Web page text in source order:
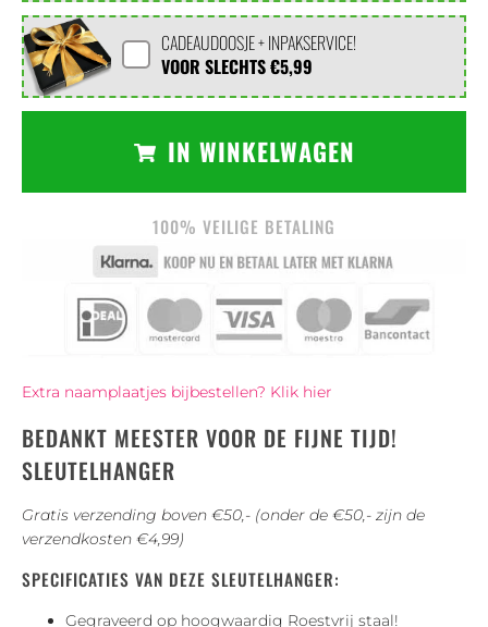
CADEAUDOOSJE + INPAKSERVICE!
VOOR SLECHTS€5,99
IN WINKELWAGEN
100% VEILIGE BETALING
Extra naamplaatjes bijbestellen? Klik hier
BEDANKT MEESTER VOOR DE FIJNE TIJD!
SLEUTELHANGER
Gratis verzending boven €50,- (onder de €50,- zijn de
verzendkosten €4,99)
SPECIFICATIES VAN DEZE SLEUTELHANGER:
Gegraveerd op hoogwaardig Roestvrij staal!